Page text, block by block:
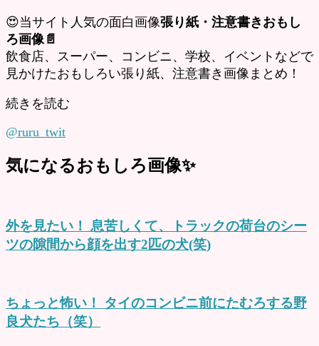
😍当サイト人気の面白画像張り紙・注意書きおもし
ろ画像📄
飲食店、スーパー、コンビニ、学校、イベントなどで
見かけたおもしろい張り紙、注意書き画像まとめ！
続きを読む
@ruru_twit
気になるおもしろ画像✨
外を見たい！ 息苦しくて、トラックの荷台のシー
ツの隙間から顔を出す2匹の犬(笑)
ちょっと怖い！ タイのコンビニ前にたむろする野
良犬たち（笑）